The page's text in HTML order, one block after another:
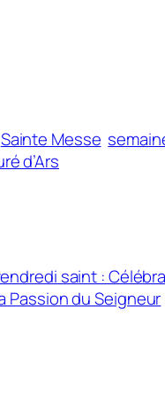
Sainte Messe
d’Ars
saint :
Passion du Seigneur